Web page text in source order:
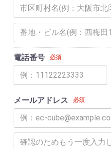
電話番号 必須
メールアドレス 必須